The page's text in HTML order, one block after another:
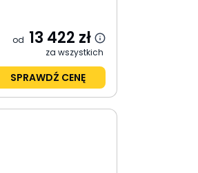
od 13 422 zł
za wszystkich
SPRAWDŹ CENĘ